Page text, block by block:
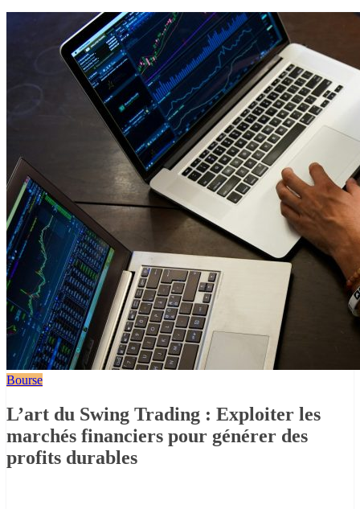
Bourse
L’art du Swing Trading : Exploiter les
marchés financiers pour générer des
profits durables